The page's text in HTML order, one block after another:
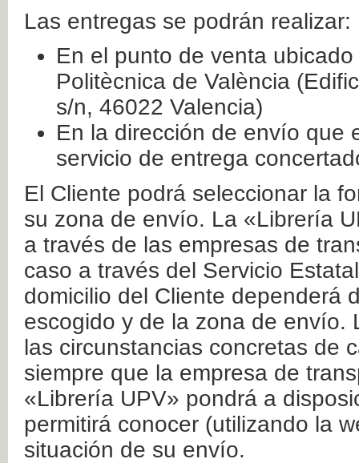
Las entregas se podrán realizar:
En el punto de venta
Politècnica de València
s/n, 46022 Valencia)
En la dirección de envío que
servicio de entrega
El Cliente podrá seleccionar la
su zona de envío. La «Librería
a través de las empresas de
caso a través del Servicio
domicilio del Cliente dependerá
escogido y de la zona de envío.
las circunstancias concretas de
siempre que la empresa de
«Librería UPV» pondrá a
permitirá conocer (utilizando la
situación de su envío.